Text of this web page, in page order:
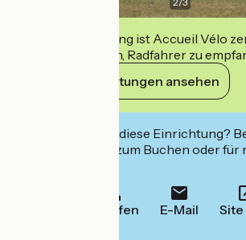
Diese Einrichtung ist Accueil Vélo
verpflichtet sich, Radfahrer zu
Ihre Verpflichtungen ansehen
Interessiert Sie diese Einrichtung?
deren Website zum Buchen oder für
Anrufen E-Mail Site